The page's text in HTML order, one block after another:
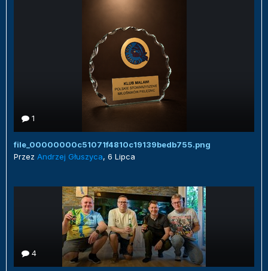
1
file_00000000c51071f4810c19139bedb755.png
Przez Andrzej Głuszyca, 6 Lipca
4